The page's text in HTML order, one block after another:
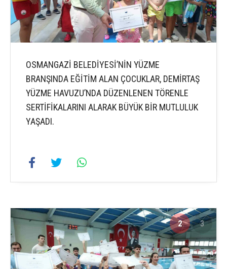
OSMANGAZİ BELEDİYESİ’NİN YÜZME
BRANŞINDA EĞİTİM ALAN ÇOCUKLAR, DEMİRTAŞ
YÜZME HAVUZU’NDA DÜZENLENEN TÖRENLE
SERTİFİKALARINI ALARAK BÜYÜK BİR MUTLULUK
YAŞADI.
2 3